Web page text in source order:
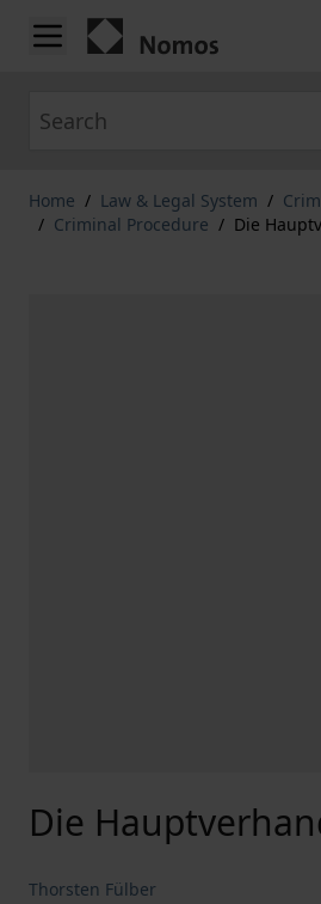
Skip to Content
Home / Law & Legal System /
/ Criminal Procedure / Die
Die
Thorsten Fülber